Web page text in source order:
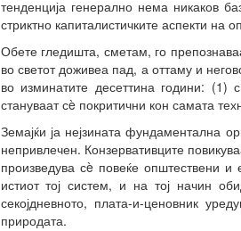
тенденција генерално нема никаков
стриктно капиталистичките аспекти на
Обете гледишта, сметам, го
во светот доживеа пад, а оттаму и
во изминатите десеттина години: (1)
стануваат сè покритични кон самата
Земајќи ја нејзината фундаментална
непривлечен. Конзервативците
произведува сè повеќе општествени
истиот тој систем, и на тој начин
секојдневното, плата-и-ценовник
природата.